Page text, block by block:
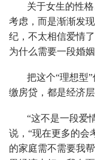
关于女生的性
考虑，而是渐渐发
纪，不太相信爱情
为什么需要一段婚
把这个“理想型
缴房贷，都是经济层
“这不是一段爱
说，“现在更多的会
的家庭需不需要我